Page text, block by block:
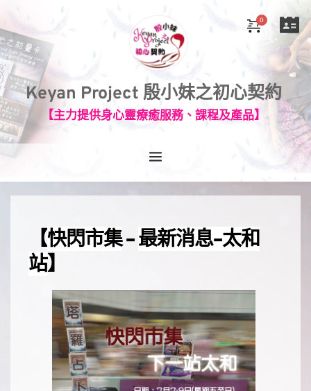
Keyan Project 殷小妹之初心契約
【主力提供身心靈療癒服務、課程及產品】
【快閃市集 - 最新消息-太和
站】⠀⠀⠀